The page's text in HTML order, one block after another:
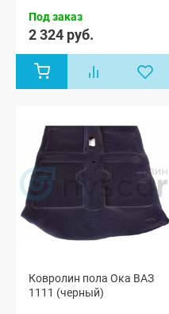
Под заказ
2 324 руб.
Ковролин пола Ока ВАЗ
1111 (черный)